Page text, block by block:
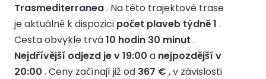
Trasmediterranea. Na této trajektové trase
je aktuálně k dispozici počet plaveb týdně 1 .
Cesta obvykle trvá10 hodin 30 minut .
Nejdřívější odjezd je v 19:00 a nejpozdější v
20:00 . Ceny začínají již od 367 € , v závislosti